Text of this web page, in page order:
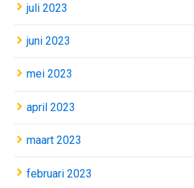
juli 2023
juni 2023
mei 2023
april 2023
maart 2023
februari 2023